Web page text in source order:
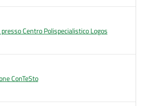
Centro Polispecialistico Logos
ConTeSto